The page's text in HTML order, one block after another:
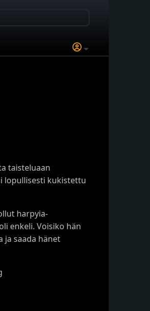
taisteluaan
lopullisesti kukistettu
harpyia-
enkeli. Voisiko hän
ja saada hänet